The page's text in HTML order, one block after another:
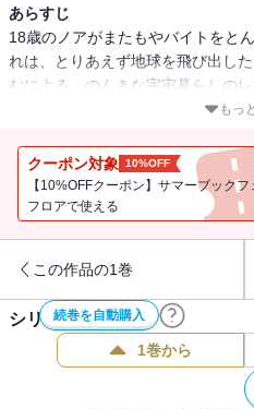
あらすじ
18歳のノアがまたもやバイトをと
れは、とりあえず地球を飛び出し
むによる、のんきな宇宙暮らしの
カラー原稿が収録されます。】もっ
クーポン対象 10%OFF
【10%OFFクーポン】サマーブック
フロアで使える
この作品の1巻
続巻を自動購入
シリーズ作品(3件)
1巻から